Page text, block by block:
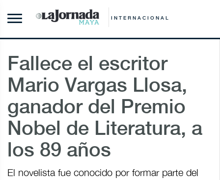
INTERNACIONAL
Fallece el escritor
Mario Vargas Llosa,
ganador del Premio
Nobel de Literatura, a
los 89 años
El novelista fue conocido por formar parte del